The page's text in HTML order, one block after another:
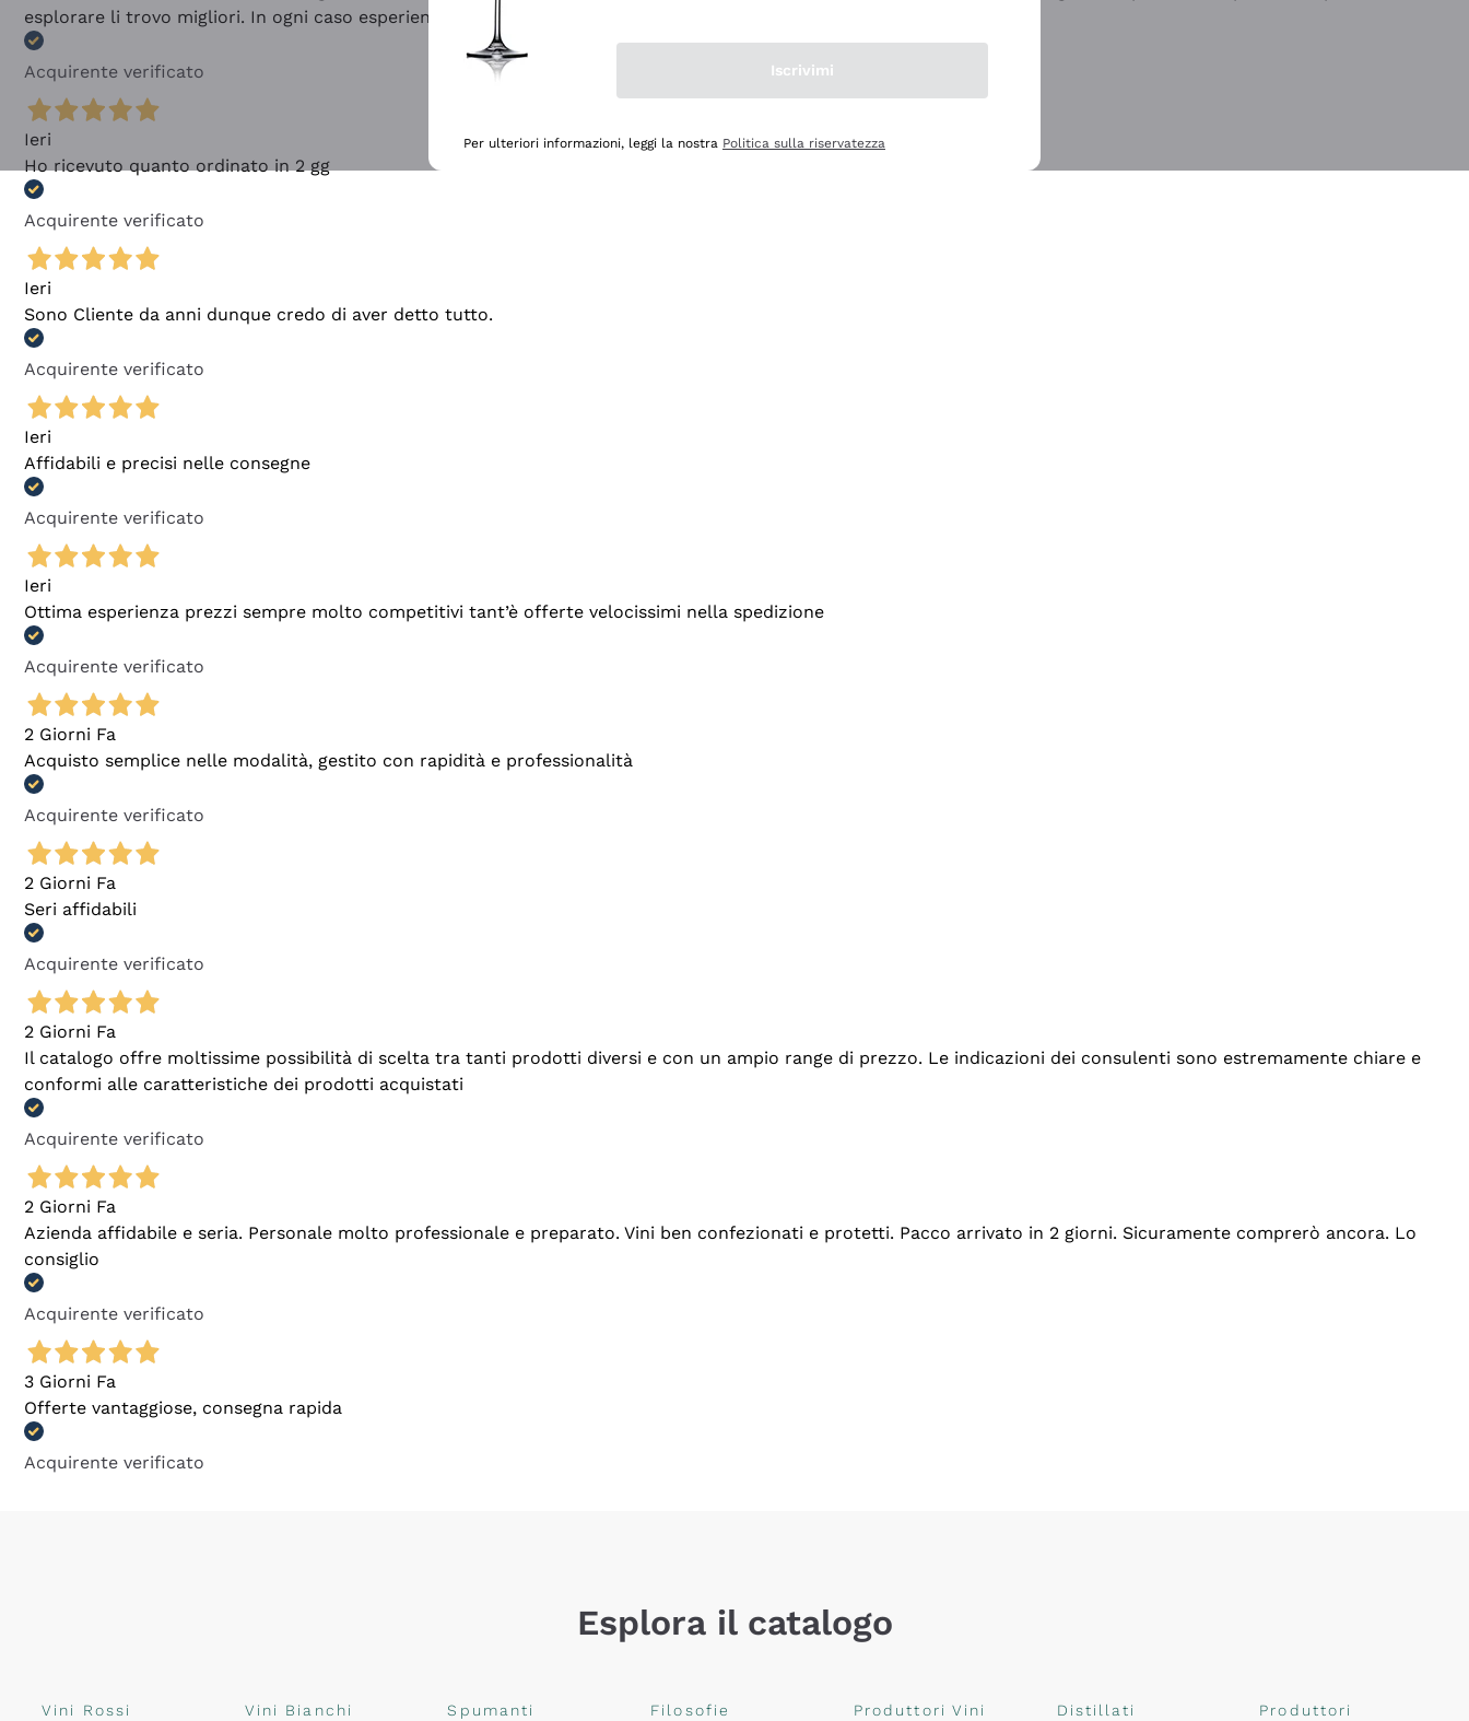
esplorare li trovo migliori. In ogni caso esperienza buona e lo consiglio! 👍
Acquirente verificato
Ieri
Ho ricevuto quanto ordinato in 2 gg
Acquirente verificato
Ieri
Sono Cliente da anni dunque credo di aver detto tutto.
Acquirente verificato
Ieri
Affidabili e precisi nelle consegne
Acquirente verificato
Ieri
Ottima esperienza prezzi sempre molto competitivi tant’è offerte velocissimi nella spedizione
Acquirente verificato
2 Giorni Fa
Acquisto semplice nelle modalità, gestito con rapidità e professionalità
Acquirente verificato
2 Giorni Fa
Seri affidabili
Acquirente verificato
2 Giorni Fa
Il catalogo offre moltissime possibilità di scelta tra tanti prodotti diversi e con un ampio range di prezzo. Le indicazioni dei consulenti sono estremamente chiare e
conformi alle caratteristiche dei prodotti acquistati
Acquirente verificato
2 Giorni Fa
Azienda affidabile e seria. Personale molto professionale e preparato. Vini ben confezionati e protetti. Pacco arrivato in 2 giorni. Sicuramente comprerò ancora. Lo
consiglio
Acquirente verificato
3 Giorni Fa
Offerte vantaggiose, consegna rapida
Acquirente verificato
Esplora il catalogo
Vini Rossi Vini Bianchi Spumanti Filosofie Produttori Vini Distillati
Produttori
Iscrivimi
Per ulteriori informazioni, leggi la nostra Politica sulla riservatezza